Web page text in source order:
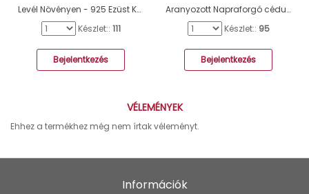
Levél Növényen - 925 Ezüst Kő nélküli nyakláncok A4S40412
Készlet:: 111
Bejelentkezés
Aranyozott Napraforgó cédulán - 925 Ezüst Kő Nélküli Nyakláncok A4S44533
Készlet:: 95
Bejelentkezés
VÉLEMÉNYEK
Ehhez a termékhez még nem írtak véleményt.
Információk